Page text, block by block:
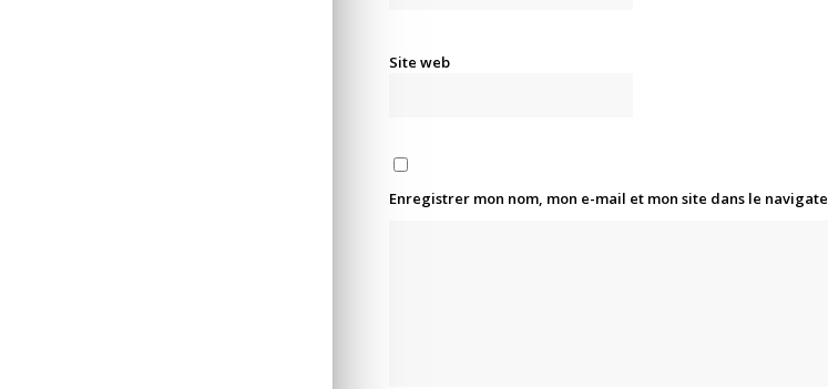
Site web
Enregistrer mon nom, mon e-mail et mon site dans le